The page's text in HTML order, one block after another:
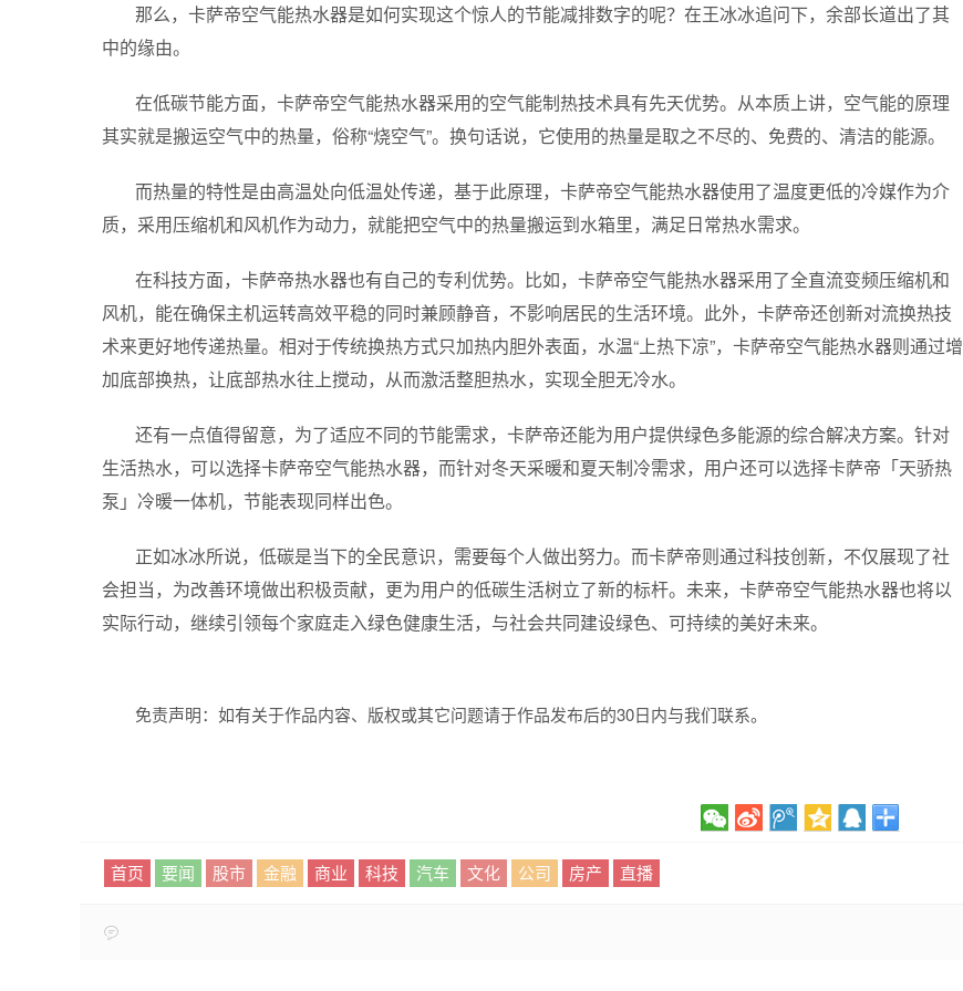
那么，卡萨帝空气能热水器是如何实现这个惊人的节能减排数字的呢？在王冰冰追问下，余部长道出了其
中的缘由。
在低碳节能方面，卡萨帝空气能热水器采用的空气能制热技术具有先天优势。从本质上讲，空气能的原理
其实就是搬运空气中的热量，俗称“烧空气”。换句话说，它使用的热量是取之不尽的、免费的、清洁的能源。
而热量的特性是由高温处向低温处传递，基于此原理，卡萨帝空气能热水器使用了温度更低的冷媒作为介
质，采用压缩机和风机作为动力，就能把空气中的热量搬运到水箱里，满足日常热水需求。
在科技方面，卡萨帝热水器也有自己的专利优势。比如，卡萨帝空气能热水器采用了全直流变频压缩机和
风机，能在确保主机运转高效平稳的同时兼顾静音，不影响居民的生活环境。此外，卡萨帝还创新对流换热技
术来更好地传递热量。相对于传统换热方式只加热内胆外表面，水温“上热下凉”，卡萨帝空气能热水器则通过增
加底部换热，让底部热水往上搅动，从而激活整胆热水，实现全胆无冷水。
还有一点值得留意，为了适应不同的节能需求，卡萨帝还能为用户提供绿色多能源的综合解决方案。针对
生活热水，可以选择卡萨帝空气能热水器，而针对冬天采暖和夏天制冷需求，用户还可以选择卡萨帝「天骄热
泵」冷暖一体机，节能表现同样出色。
正如冰冰所说，低碳是当下的全民意识，需要每个人做出努力。而卡萨帝则通过科技创新，不仅展现了社
会担当，为改善环境做出积极贡献，更为用户的低碳生活树立了新的标杆。未来，卡萨帝空气能热水器也将以
实际行动，继续引领每个家庭走入绿色健康生活，与社会共同建设绿色、可持续的美好未来。
免责声明：如有关于作品内容、版权或其它问题请于作品发布后的30日内与我们联系。
首页 要闻 股市 金融 商业 科技 汽车 文化 公司 房产 直播